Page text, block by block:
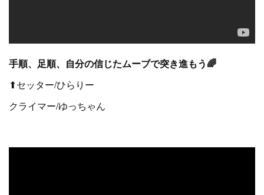
手順、足順、自分の信じたムーブで突き進もう🌈
⬆セッター/ひらりー
クライマー/ゆっちゃん